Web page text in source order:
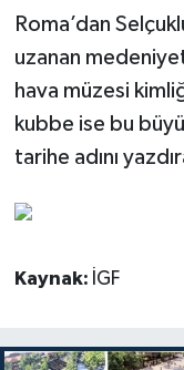
Roma’dan
uzanan
hava müzesi
kubbe ise bu
tarihe adını
Kaynak: İGF